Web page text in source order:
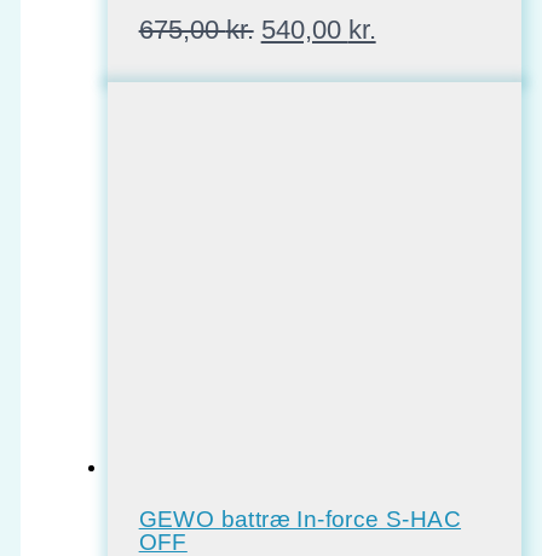
675,00kr. Den
pris
540,00 kr.
pris
GEWO battræ In-force S-HAC
OFF